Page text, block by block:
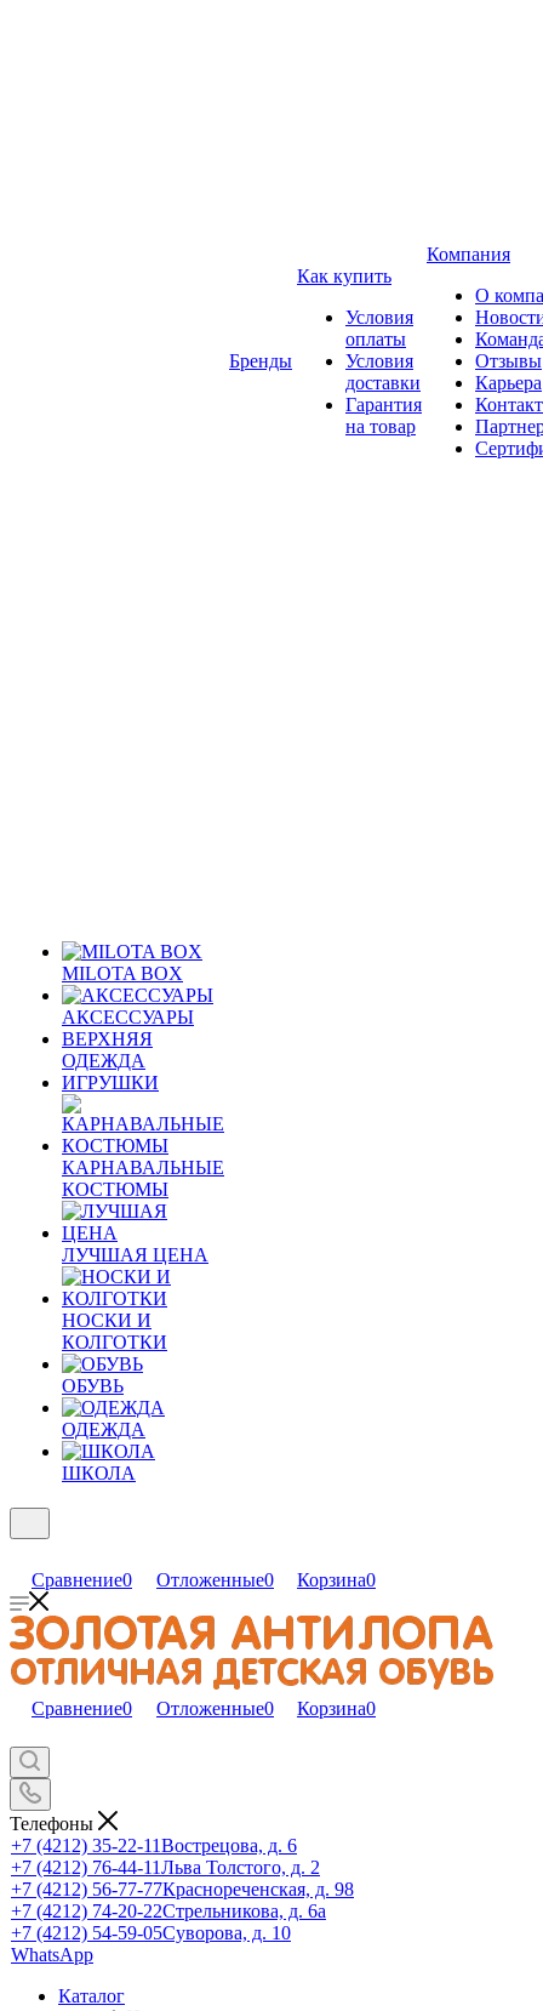
MILOTA BOX
АКСЕССУАРЫ
ВЕРХНЯЯ
ОДЕЖДА
ИГРУШКИ
КАРНАВАЛЬНЫЕ
КОСТЮМЫ
ЛУЧШАЯ ЦЕНА
НОСКИ И
КОЛГОТКИ
ОБУВЬ
ОДЕЖДА
ШКОЛА
Бренды
Как купить
Условия
оплаты
Условия
доставки
Гарантия
на товар
Компания
О
Отзывы
Карьера
Сравнение0 Отложенные0 Корзина0
Сравнение0 Отложенные0 Корзина0
Телефоны
+7 (4212) 35-22-11Вострецова, д. 6
+7 (4212) 76-44-11Льва Толстого, д. 2
+7 (4212) 56-77-77Краснореченская, д. 98
+7 (4212) 74-20-22Стрельникова, д. 6а
+7 (4212) 54-59-05Суворова, д. 10
WhatsApp
Каталог